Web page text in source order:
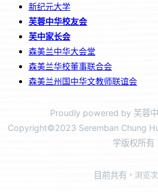
新纪元大学
芙蓉中华校友会
芙中家长会
森美兰中华大会堂
森美兰华校董事联合会
森美兰州国中华文教师联谊会
Proudly powered by 芙蓉
Copyright©2023 Seremban Chung
学版权所有
目前共有 ，浏览